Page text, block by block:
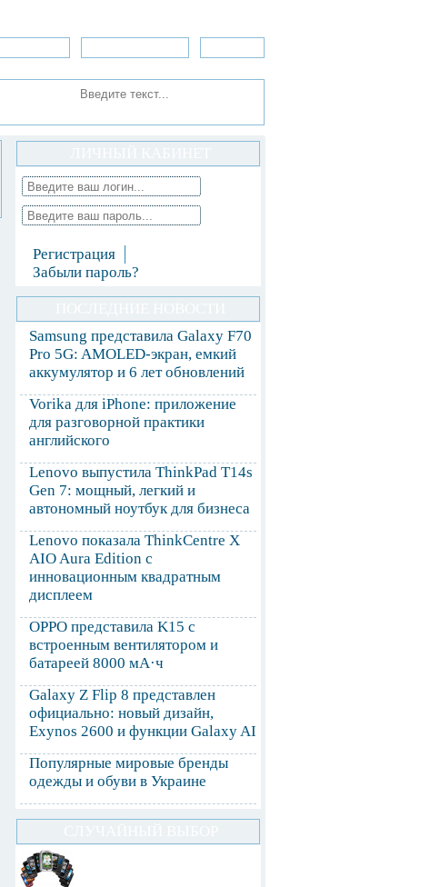
Регистрация
Забыли пароль?
Samsung представила Galaxy F70
Pro 5G: AMOLED-экран, емкий
аккумулятор и 6 лет обновлений
Vorika для iPhone: приложение
для разговорной практики
английского
Lenovo выпустила ThinkPad T14s
Gen 7: мощный, легкий и
автономный ноутбук для бизнеса
Lenovo показала ThinkCentre X
AIO Aura Edition с
инновационным квадратным
дисплеем
OPPO представила K15 с
встроенным вентилятором и
батареей 8000 мА·ч
Galaxy Z Flip 8 представлен
официально: новый дизайн,
Exynos 2600 и функции Galaxy AI
Популярные мировые бренды
одежды и обуви в Украине